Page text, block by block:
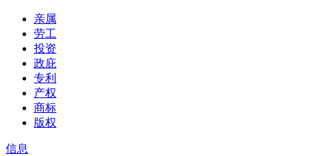
亲属
劳工
投资
政庇
专利
产权
商标
版权
信息